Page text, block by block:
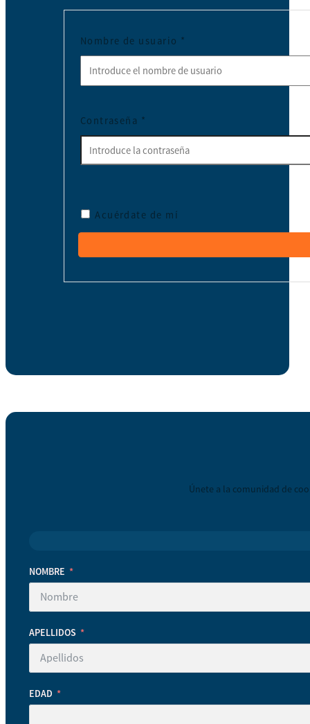
Nombre de usuario *
Contraseña *
Acuérdate de mí
Únete a la comunidad de
NOMBRE
APELLIDOS
EDAD